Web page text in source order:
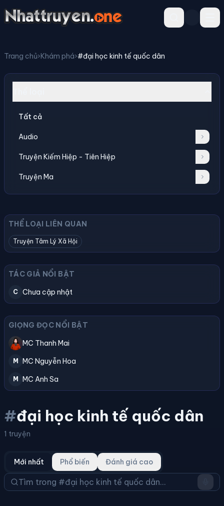
Trang chủ›Khám phá›#đại học kinh tế quốc dân
Tất cả
Audio
Truyện Kiếm Hiệp - Tiên Hiệp
Truyện Ma
THỂ LOẠI LIÊN QUAN
Truyện Tâm Lý Xã Hội
TÁC GIẢ NỔI BẬT
C Chưa cập nhật
GIỌNG ĐỌC NỔI BẬT
MC Thanh Mai
M MC Nguyễn Hoa
M MC Anh Sa
#đại học kinh tế quốc dân
1 truyện
Mới nhất Phổ biến Đánh giá cao